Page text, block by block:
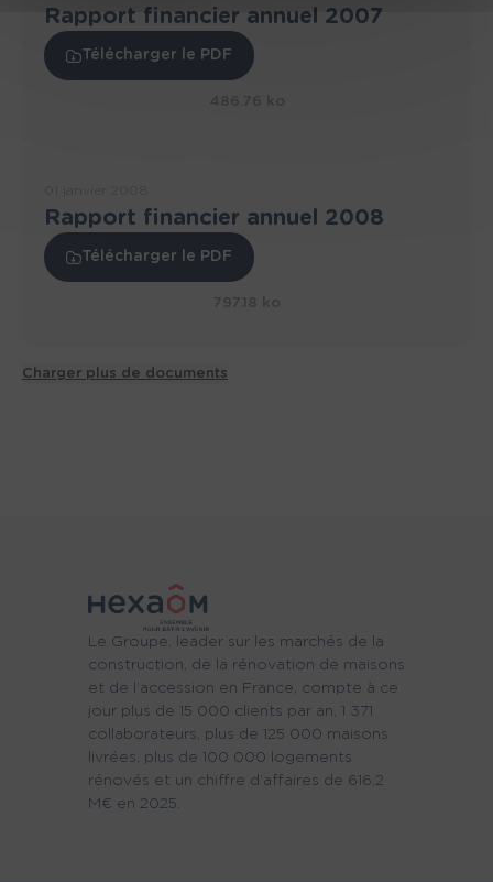
Rapport financier annuel 2007
Télécharger le PDF
Rapport financier annuel 2008
Télécharger le PDF
Charger plus de documents
Le Groupe, leader sur les marchés de la
construction, de la rénovation de maisons
et de l’accession en France, compte à ce
jour plus de 15 000 clients par an, 1 371
collaborateurs, plus de 125 000 maisons
livrées, plus de 100 000 logements
rénovés et un chiffre d’affaires de 616,2
M€ en 2025.